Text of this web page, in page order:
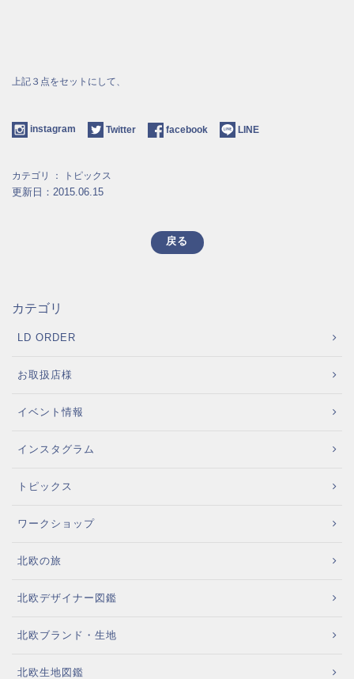
上記３点をセットにして、
instagram Twitter facebook LINE
カテゴリ ： トピックス
更新日：2015.06.15
戻る
カテゴリ
LD ORDER
お取扱店様
イベント情報
インスタグラム
トピックス
ワークショップ
北欧の旅
北欧デザイナー図鑑
北欧ブランド・生地
北欧生地図鑑